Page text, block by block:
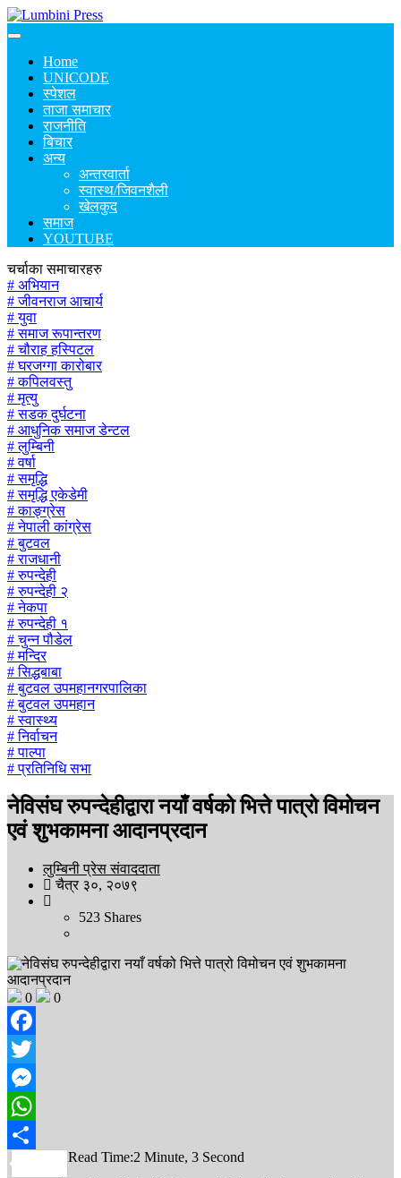
Home
UNICODE
स्पेशल
ताजा समाचार
राजनीति
बिचार
अन्य
अन्तरवार्ता
स्वास्थ/जिवनशैली
खेलकुद
समाज
YOUTUBE
चर्चाका समाचारहरु
# अभियान
# जीवनराज आचार्य
# युवा
# समाज रूपान्तरण
# चौराह हस्पिटल
# घरजग्गा कारोबार
# कपिलवस्तु
# मृत्यु
# सडक दुर्घटना
# आधुनिक समाज डेन्टल
# लुम्बिनी
# वर्षा
# समृद्धि
# समृद्धि एकेडेमी
# काङ्ग्रेस
# नेपाली कांग्रेस
# बुटवल
# राजधानी
# रुपन्देही
# रुपन्देही २
# नेकपा
# रुपन्देही १
# चुन्न पौडेल
# मन्दिर
# सिद्धबाबा
# बुटवल उपमहानगरपालिका
# बुटवल उपमहान
# स्वास्थ्य
# निर्वाचन
# पाल्पा
# प्रतिनिधि सभा
नेविसंघ रुपन्देहीद्वारा नयाँ वर्षको भित्ते पात्रो विमोचन
एवं शुभकामना आदानप्रदान
लुम्बिनी प्रेस संवाददाता
चैत्र ३०, २०७९
523 Shares
0 0
Facebook
Twitter
Messenger
WhatsApp
Share
Read Time:2 Minute, 3 Second